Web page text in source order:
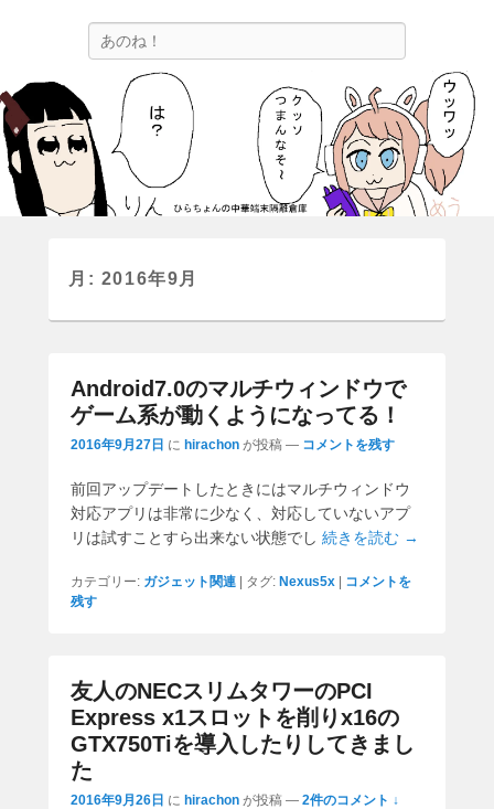
ひらちょんの中華端末隔離倉庫
ほたがページ上部にある検索バーを消してくれたサイトです。
月: 2016年9月
Android7.0のマルチウィンドウで
ゲーム系が動くようになってる！
2016年9月27日 に hirachon が投稿 — コメントを残す
前回アップデートしたときにはマルチウィンドウ
対応アプリは非常に少なく、対応していないアプ
リは試すことすら出来ない状態でし 続きを読む →
カテゴリー: ガジェット関連 | タグ: Nexus5x | コメントを
残す
友人のNECスリムタワーのPCI
Express x1スロットを削りx16の
GTX750Tiを導入したりしてきまし
た
2016年9月26日 に hirachon が投稿 — 2件のコメント ↓